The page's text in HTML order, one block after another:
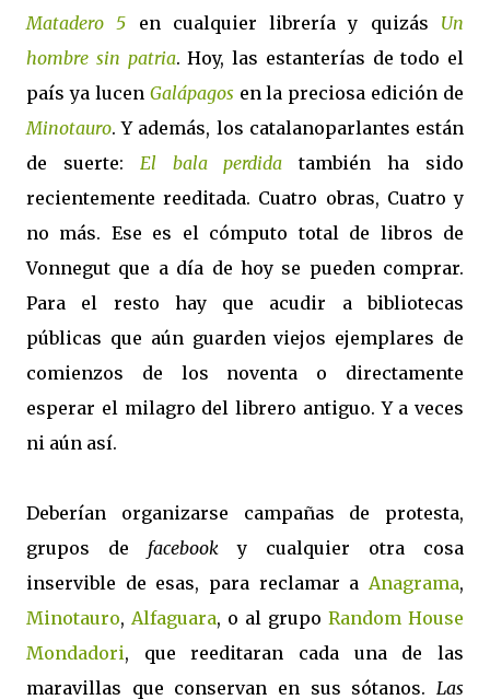
Matadero 5 en cualquier librería y quizás Un
hombre sin patria. Hoy, las estanterías de todo el
país ya lucen Galápagos en la preciosa edición de
Minotauro. Y además, los catalanoparlantes están
de suerte: El bala perdida también ha sido
recientemente reeditada. Cuatro obras, Cuatro y
no más. Ese es el cómputo total de libros de
Vonnegut que a día de hoy se pueden comprar.
Para el resto hay que acudir a bibliotecas
públicas que aún guarden viejos ejemplares de
comienzos de los noventa o directamente
esperar el milagro del librero antiguo. Y a veces
ni aún así.
Deberían organizarse campañas de protesta,
grupos de facebook y cualquier otra cosa
inservible de esas, para reclamar a Anagrama,
Minotauro, Alfaguara, o al grupo Random House
Mondadori, que reeditaran cada una de las
maravillas que conservan en sus sótanos. Las